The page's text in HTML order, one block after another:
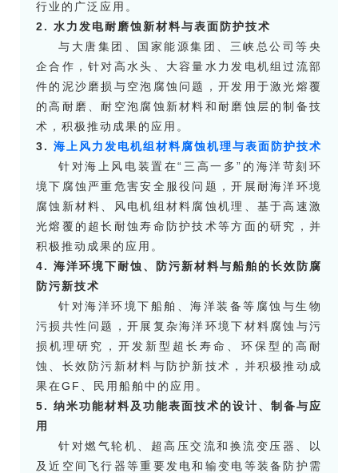
行业的广泛应用。
2. 水力发电耐磨蚀新材料与表面防护技术
与大唐集团、国家能源集团、三峡总公司等央
企合作，针对高水头、大容量水力发电机组过流部
件的泥沙磨损与空泡腐蚀问题，开发用于激光熔覆
的高耐磨、耐空泡腐蚀新材料和耐磨蚀层的制备技
术，积极推动成果的应用。
3. 海上风力发电机组材料腐蚀机理与表面防护技术
针对海上风电装置在“三高一多”的海洋苛刻环
境下腐蚀严重危害安全服役问题，开展耐海洋环境
腐蚀新材料、风电机组材料腐蚀机理、基于高速激
光熔覆的超长耐蚀寿命防护技术等方面的研究，并
积极推动成果的应用。
4. 海洋环境下耐蚀、防污新材料与船舶的长效防腐
防污新技术
针对海洋环境下船舶、海洋装备等腐蚀与生物
污损共性问题，开展复杂海洋环境下材料腐蚀与污
损机理研究，开发新型超长寿命、环保型的高耐
蚀、长效防污新材料与防护新技术，并积极推动成
果在GF、民用船舶中的应用。
5. 纳米功能材料及功能表面技术的设计、制备与应
用
针对燃气轮机、超高压交流和换流变压器、以
及近空间飞行器等重要发电和输变电等装备防护需